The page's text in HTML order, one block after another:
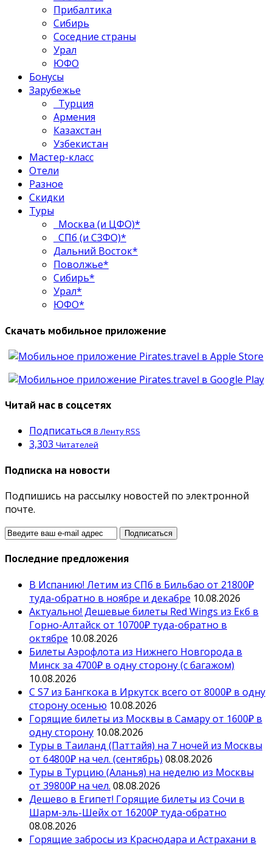
Прибалтика
Сибирь
Соседние страны
Урал
ЮФО
Бонусы
Зарубежье
Турция
Армения
Казахстан
Узбекистан
Мастер-класс
Отели
Разное
Скидки
Туры
Москва (и ЦФО)*
СПб (и СЗФО)*
Дальний Восток*
Поволжье*
Сибирь*
Урал*
ЮФО*
Скачать мобильное приложение
Читай нас в соцсетях
Подписаться В Ленту RSS
3,303 Читателей
Подписка на новости
Подпишись на рассылку новостей по электронной
почте.
Последние предложения
В Испанию! Летим из СПб в Бильбао от 21800₽
туда-обратно в ноябре и декабре 10.08.2026
Актуально! Дешевые билеты Red Wings из Екб в
Горно-Алтайск от 10700₽ туда-обратно в
октябре 10.08.2026
Билеты Аэрофлота из Нижнего Новгорода в
Минск за 4700₽ в одну сторону (с багажом)
10.08.2026
С S7 из Бангкока в Иркутск всего от 8000₽ в одну
сторону осенью 10.08.2026
Горящие билеты из Москвы в Самару от 1600₽ в
одну сторону 10.08.2026
Туры в Таиланд (Паттайя) на 7 ночей из Москвы
от 64800₽ на чел. (сентябрь) 08.08.2026
Туры в Турцию (Аланья) на неделю из Москвы
от 39800₽ на чел. 08.08.2026
Дешево в Египет! Горящие билеты из Сочи в
Шарм-эль-Шейх от 16200₽ туда-обратно
08.08.2026
Горящие забросы из Краснодара и Астрахани в